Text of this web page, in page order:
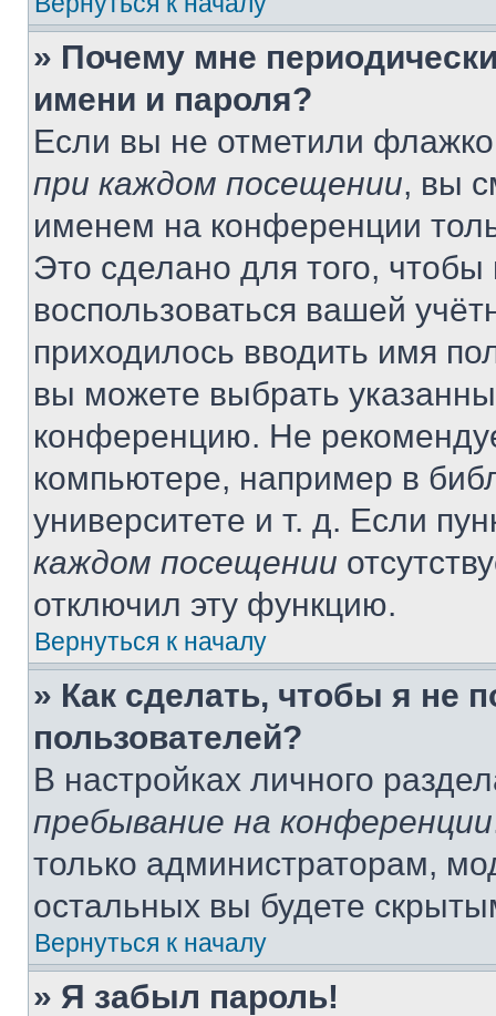
» Почему мне
имени и пароля?
Если вы не отметили
при каждом посещении, вы
именем на конференции
Это сделано для того, чтобы
воспользоваться вашей
приходилось вводить имя
вы можете выбрать
конференцию. Не
компьютере, например в
университете и т. д. Если
каждом посещении
отключил эту функцию.
Вернуться к началу
» Как сделать, чтобы я не
пользователей?
В настройках личного
пребывание на конференции
только администраторам,
остальных вы будете
Вернуться к началу
» Я забыл пароль!